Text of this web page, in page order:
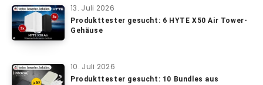
13. Juli 2026
Produkttester gesucht: 6 HYTE X50 Air Tower-
Gehäuse
10. Juli 2026
Produkttester gesucht: 10 Bundles aus